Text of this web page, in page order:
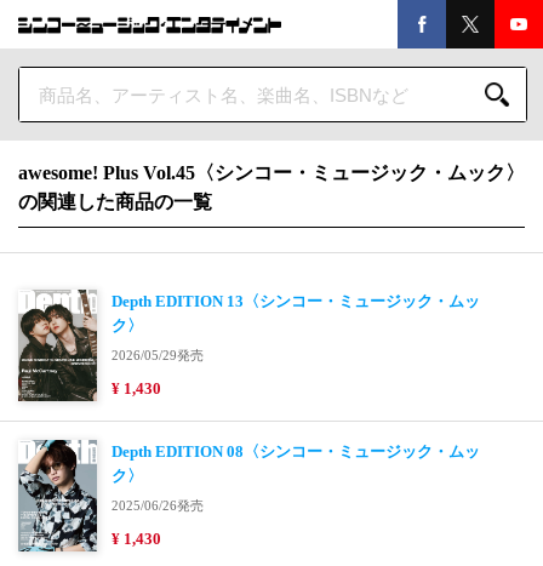
awesome! Plus Vol.45〈シンコー・ミュージック・ムック〉
の関連した商品の一覧
Depth EDITION 13〈シンコー・ミュージック・ムッ
ク〉
2026/05/29発売
¥ 1,430
Depth EDITION 08〈シンコー・ミュージック・ムッ
ク〉
2025/06/26発売
¥ 1,430